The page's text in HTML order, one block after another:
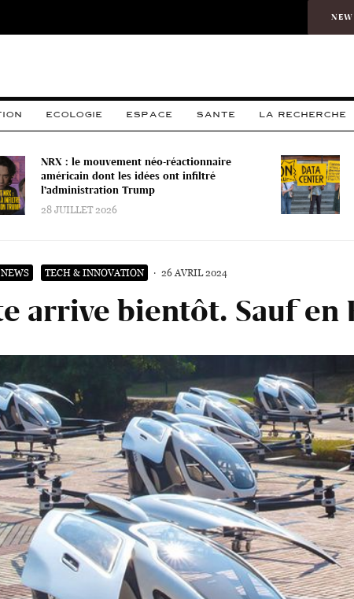
ECOLOGIE ESPACE SANTE LA RECHERCHE
NRX : le mouvement néo-réactionnaire
américain dont les idées ont infiltré
l’administration Trump
28 JUILLET 2026
NEWS TECH & INNOVATION · 26 AVRIL 2024
arrive bientôt. Sauf en